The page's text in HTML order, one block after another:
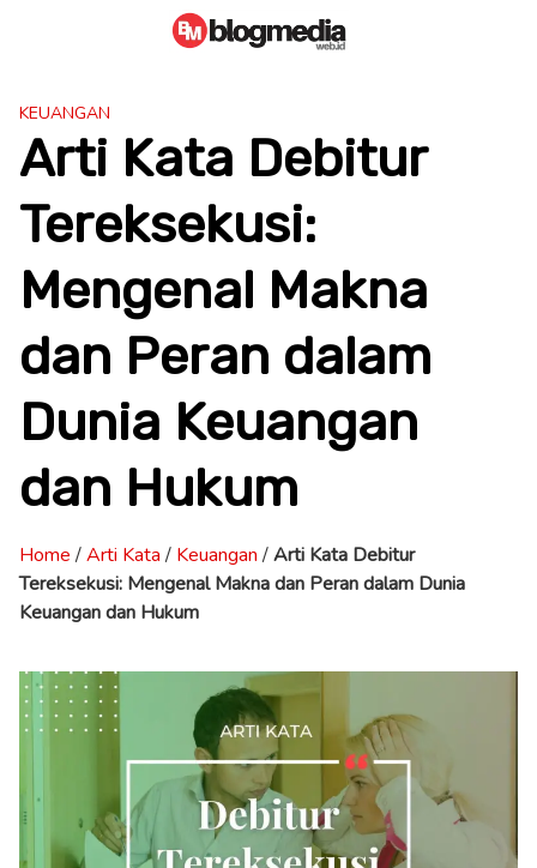
KEUANGAN
Arti Kata Debitur
Tereksekusi:
Mengenal Makna
dan Peran dalam
Dunia Keuangan
dan Hukum
Home /Arti Kata / Keuangan /Arti Kata Debitur
Tereksekusi: Mengenal Makna dan Peran dalam Dunia
Keuangan dan Hukum